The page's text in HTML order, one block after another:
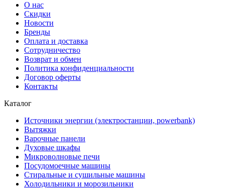
О нас
Скидки
Новости
Бренды
Оплата и доставка
Сотрудничество
Возврат и обмен
Политика конфиденциальности
Договор оферты
Контакты
Каталог
Источники энергии (электростанции, powerbank)
Вытяжки
Варочные панели
Духовые шкафы
Микроволновые печи
Посудомоечные машины
Стиральные и сушильные машины
Холодильники и морозильники